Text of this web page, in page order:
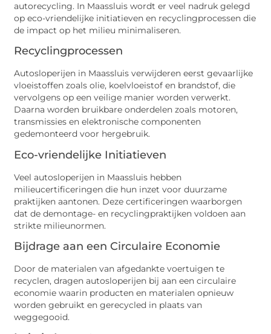
autorecycling. In Maassluis wordt er veel nadruk gelegd
op eco-vriendelijke initiatieven en recyclingprocessen die
de impact op het milieu minimaliseren.
Recyclingprocessen
Autosloperijen in Maassluis verwijderen eerst gevaarlijke
vloeistoffen zoals olie, koelvloeistof en brandstof, die
vervolgens op een veilige manier worden verwerkt.
Daarna worden bruikbare onderdelen zoals motoren,
transmissies en elektronische componenten
gedemonteerd voor hergebruik.
Eco-vriendelijke Initiatieven
Veel autosloperijen in Maassluis hebben
milieucertificeringen die hun inzet voor duurzame
praktijken aantonen. Deze certificeringen waarborgen
dat de demontage- en recyclingpraktijken voldoen aan
strikte milieunormen.
Bijdrage aan een Circulaire Economie
Door de materialen van afgedankte voertuigen te
recyclen, dragen autosloperijen bij aan een circulaire
economie waarin producten en materialen opnieuw
worden gebruikt en gerecycled in plaats van
weggegooid.